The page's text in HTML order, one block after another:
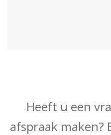
Heeft u een
afspraak maken?